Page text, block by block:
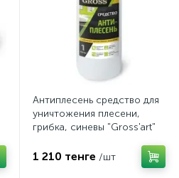
Антиплесень средство для
уничтожения плесени,
грибка, синевы "Gross'art"
1 210 тенге /шт